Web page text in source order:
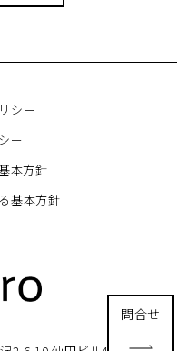
問合せ
シー
ー
本方針
基本方針